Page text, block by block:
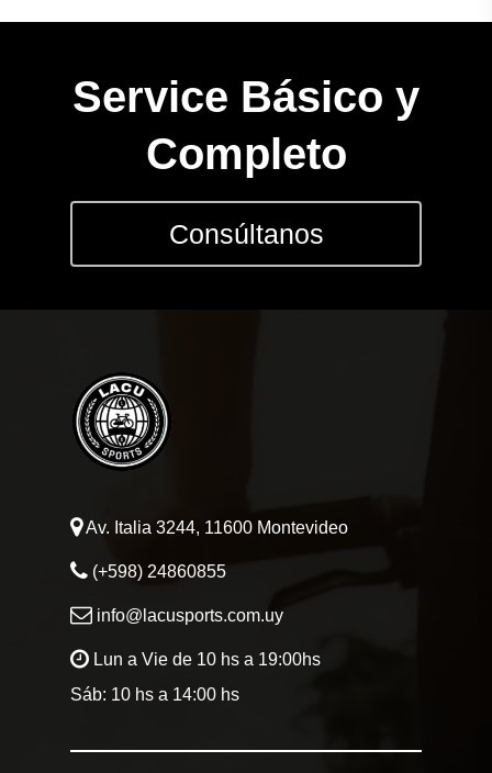
Service Básico y
Completo
Consúltanos
Av. Italia 3244, 11600 Montevideo
(+598) 24860855
info@lacusports.com.uy
Lun a Vie de 10 hs a 19:00hs
Sáb: 10 hs a 14:00 hs